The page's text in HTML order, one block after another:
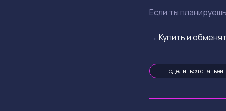
Если ты
→ Купить и
Поделиться статьей